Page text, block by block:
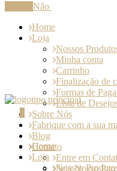
Não
Home
Loja
Nossos
Minha conta
Carrinho
Finalização de
Formas de
Lista de
Sobre Nós
Fabrique com a sua
Blog
Contato
Entre em
Seja Nosso
Home
Loja
Nossos